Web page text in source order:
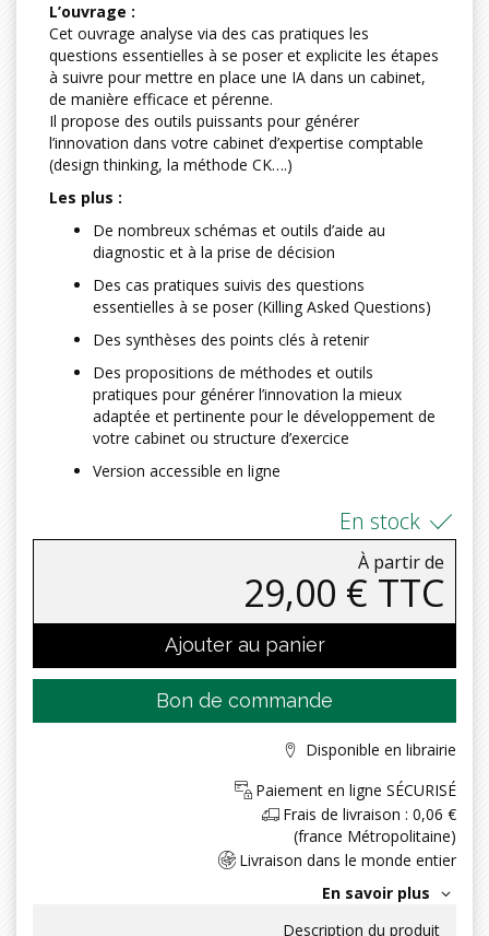
L’ouvrage :
Cet ouvrage analyse via des cas pratiques les
questions essentielles à se poser et explicite les étapes
à suivre pour mettre en place une IA dans un cabinet,
de manière efficace et pérenne.
Il propose des outils puissants pour générer
l’innovation dans votre cabinet d’expertise comptable
(design thinking, la méthode CK….)
Les plus :
De nombreux schémas et outils d’aide au
diagnostic et à la prise de décision
Des cas pratiques suivis des questions
essentielles à se poser (Killing Asked Questions)
Des synthèses des points clés à retenir
Des propositions de méthodes et outils
pratiques pour générer l’innovation la mieux
adaptée et pertinente pour le développement de
votre cabinet ou structure d’exercice
Version accessible en ligne
En stock
À partir de
29,00 € TTC
Ajouter au panier
Bon de commande
Disponible en librairie
Paiement en ligne SÉCURISÉ
Frais de livraison : 0,06 €
(france Métropolitaine)
Livraison dans le monde entier
En savoir plus
Description du produit